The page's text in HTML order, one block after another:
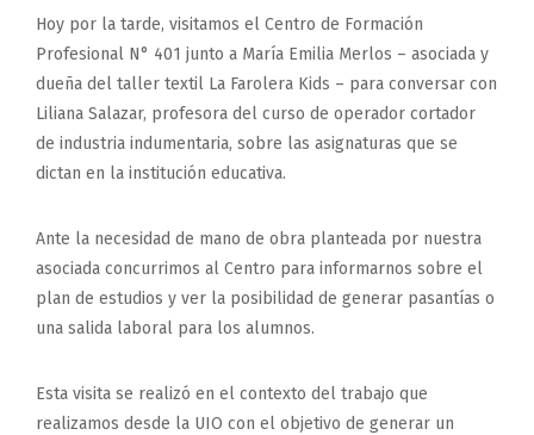
Hoy por la tarde, visitamos el Centro de Formación
Profesional N° 401 junto a María Emilia Merlos – asociada y
dueña del taller textil La Farolera Kids – para conversar con
Liliana Salazar, profesora del curso de operador cortador
de industria indumentaria, sobre las asignaturas que se
dictan en la institución educativa.
Ante la necesidad de mano de obra planteada por nuestra
asociada concurrimos al Centro para informarnos sobre el
plan de estudios y ver la posibilidad de generar pasantías o
una salida laboral para los alumnos.
Esta visita se realizó en el contexto del trabajo que
realizamos desde la UIO con el objetivo de generar un